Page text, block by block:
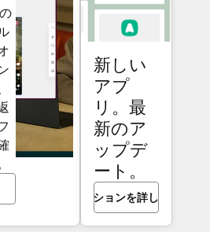
新しい
アプ
リ。最
新のア
ップデ
ート。
コレクションを詳しく確認